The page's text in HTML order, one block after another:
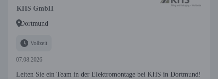
KHS GmbH
Dortmund
Vollzeit
07.08.2026
Leiten Sie ein Team in der Elektromontage bei KHS in Dortmund!